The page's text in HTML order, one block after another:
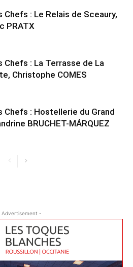
Chefs : Le Relais de Sceaury,
PRATX
Chefs : La Terrasse de La
Christophe COMES
Chefs : Hostellerie du Grand
BRUCHET-MÁRQUEZ
Advertisement -